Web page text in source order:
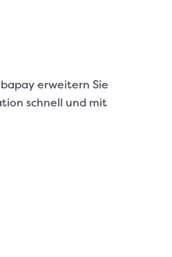
erweitern Sie
schnell und mit